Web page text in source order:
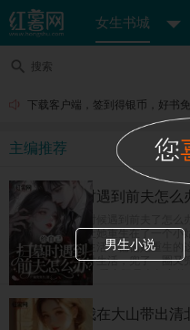
女生书城
搜索
下载客户端，签到得银币，好书免
主编推荐
给自己扫墓时遇到前夫怎么
【给自己上坟的时候遇到前夫了怎么
她重开的机会，让她重生在了一个小
阳，奔向美好新生活，偏偏她重生
没学历，她为了讨生活，兜了一圈又
了怎么办？急！】 乔青阳是个坚定
像是庄梦死后换的新马甲，难道是老
回来了？
重生八零：我在大山带出清
男生小说